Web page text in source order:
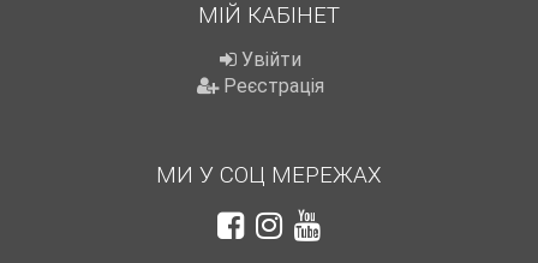
МІЙ КАБІНЕТ
Увійти
Реєстрація
МИ У СОЦ МЕРЕЖАХ